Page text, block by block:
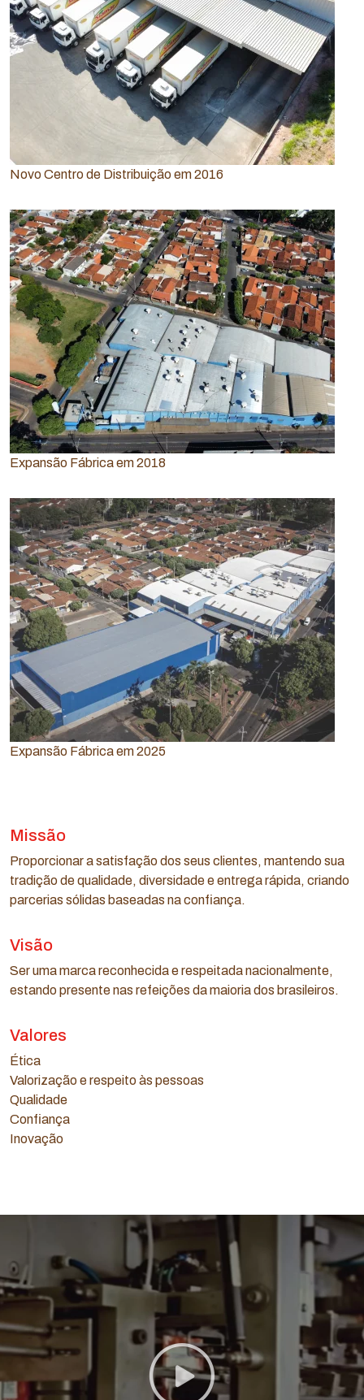
Novo Centro de Distribuição em 2016
Expansão Fábrica em 2018
Expansão Fábrica em 2025
Missão
Proporcionar a satisfação dos seus clientes, mantendo sua
tradição de qualidade, diversidade e entrega rápida, criando
parcerias sólidas baseadas na confiança.
Visão
Ser uma marca reconhecida e respeitada nacionalmente,
estando presente nas refeições da maioria dos brasileiros.
Valores
Ética
Valorização e respeito às pessoas
Qualidade
Confiança
Inovação